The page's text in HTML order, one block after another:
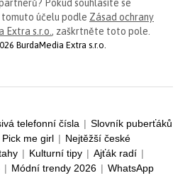
Pokud souhlasíte se
účelu podle Zásad ochrany
Extra s.r.o., zaškrtněte toto pole.
BurdaMedia Extra s.r.o.
telefonní čísla | Slovník puberťáků
Pick me girl | Nejtěžší české
| Kulturní tipy | Ajťák radí |
| Módní trendy 2026 | WhatsApp